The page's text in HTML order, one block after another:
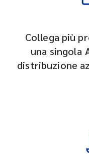
Collega più
una singola
distribuzione